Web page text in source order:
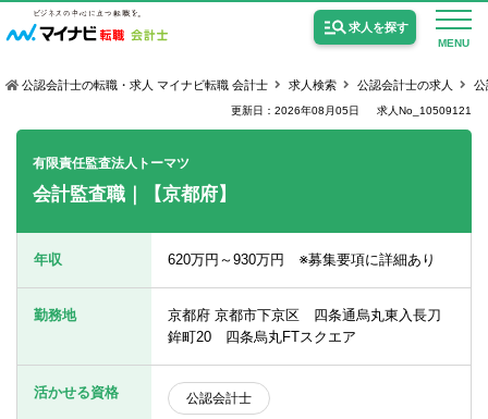
MENU
求人を探す
公認会計士の求人
監査法人の求人
公認会計士試験合格向けの求人
USCPA（米国公認会計士）の求人
女性会計士の転職
公認会計士の転職・求人 マイナビ転職 会計士 求人検索 公認会計士の求人 公
更新日：2026年08月05日 求人No_10509121
有限責任監査法人トーマツ
会計監査職｜【京都府】
年収 620万円～930万円 ※募集要項に詳細あり
勤務地
京都府 京都市下京区 四条通烏丸東入長刀
鉾町20 四条烏丸FTスクエア
活かせる資格 公認会計士